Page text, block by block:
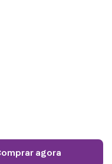
comprar agora